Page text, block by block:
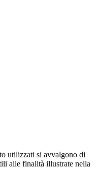
utilizzati si avvalgono di
alle finalità illustrate nella